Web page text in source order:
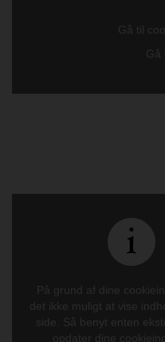
Gå til
Gå
På grund af dine
det ikke muligt at vise
side. Så benyt enten
opdater dine